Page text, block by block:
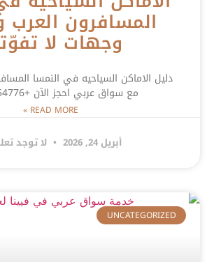
وجهات لا
دليل الاماكن السياحيه في النمسا
مع سواق عربي احجز الآن +31638154776
READ MORE »
أبريل 24, 2026 لا توجد
UNCATEGORIZED